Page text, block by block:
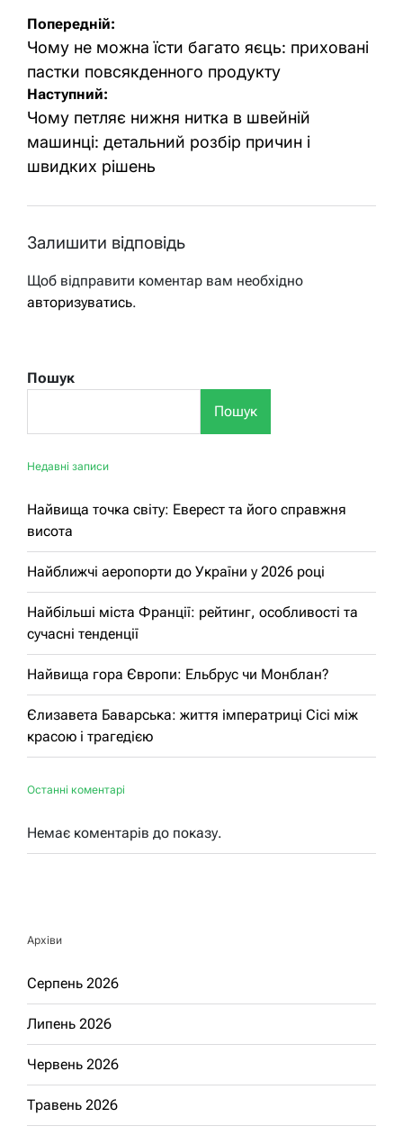
Навігація
записів
Попередній:
Чому не можна їсти багато яєць: приховані
пастки повсякденного продукту
Наступний:
Чому петляє нижня нитка в швейній
машинці: детальний розбір причин і
швидких рішень
Залишити відповідь
Щоб відправити коментар вам необхідно
авторизуватись.
Пошук
Пошук
Недавні записи
Найвища точка світу: Еверест та його справжня
висота
Найближчі аеропорти до України у 2026 році
Найбільші міста Франції: рейтинг, особливості та
сучасні тенденції
Найвища гора Європи: Ельбрус чи Монблан?
Єлизавета Баварська: життя імператриці Сісі між
красою і трагедією
Останні коментарі
Немає коментарів до показу.
Архіви
Серпень 2026
Липень 2026
Червень 2026
Травень 2026